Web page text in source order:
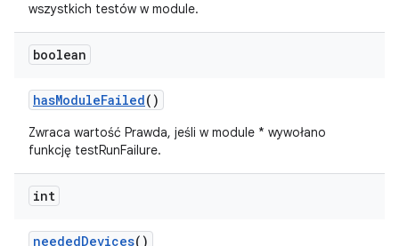
wszystkich testów w module.
boolean
hasModuleFailed()
Zwraca wartość Prawda, jeśli w module * wywołano
funkcję testRunFailure.
int
neededDevices()